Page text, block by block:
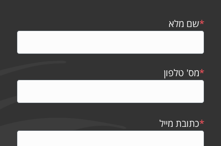
*שם מלא
*מס' טלפון
*כתובת מייל